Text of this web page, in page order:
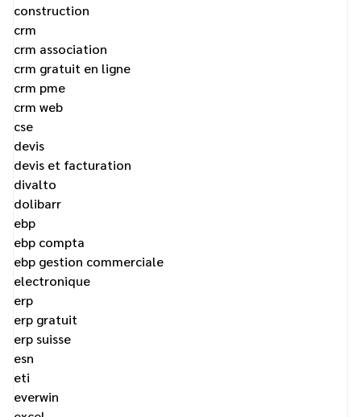
construction
crm
crm association
crm gratuit en ligne
crm pme
crm web
cse
devis
devis et facturation
divalto
dolibarr
ebp
ebp compta
ebp gestion commerciale
electronique
erp
erp gratuit
erp suisse
esn
eti
everwin